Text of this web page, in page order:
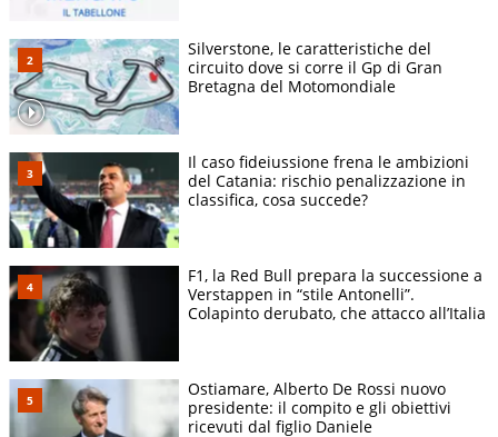
Silverstone, le caratteristiche del
circuito dove si corre il Gp di Gran
Bretagna del Motomondiale
Il caso fideiussione frena le ambizioni
del Catania: rischio penalizzazione in
classifica, cosa succede?
F1, la Red Bull prepara la successione a
Verstappen in “stile Antonelli”.
Colapinto derubato, che attacco all’Italia
Ostiamare, Alberto De Rossi nuovo
presidente: il compito e gli obiettivi
ricevuti dal figlio Daniele